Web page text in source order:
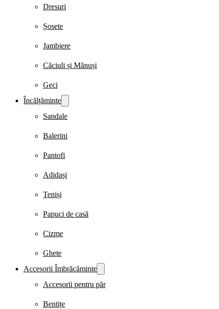
Dresuri
Șosete
Jambiere
Căciuli și Mănuși
Geci
Încălțăminte
Sandale
Balerini
Pantofi
Adidași
Teniși
Papuci de casă
Cizme
Ghete
Accesorii Îmbrăcăminte
Accesorii pentru păr
Bentițe